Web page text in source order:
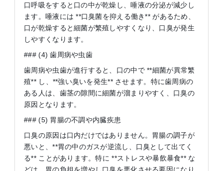
口呼吸をすると口の中が乾燥し、唾液の分泌が減少し
ます。唾液には **口臭菌を抑える働き** があるため、
口が乾燥すると細菌が繁殖しやすくなり、口臭が発生
しやすくなります。
### (4) 歯周病や虫歯
歯周病や虫歯が進行すると、口の中で **細菌が異常繁
殖** し、**強い臭いを発生** させます。特に歯周病の
ある人は、歯茎の隙間に細菌が溜まりやすく、口臭の
原因となります。
### (5) 胃腸の不調や内臓疾患
口臭の原因は口内だけではありません。胃腸の調子が
悪いと、**胃の中のガスが逆流し、口臭として出てく
る** ことがあります。特に **ストレスや暴飲暴食** な
どは、胃の負担を増やし口臭を悪化させる要因になり